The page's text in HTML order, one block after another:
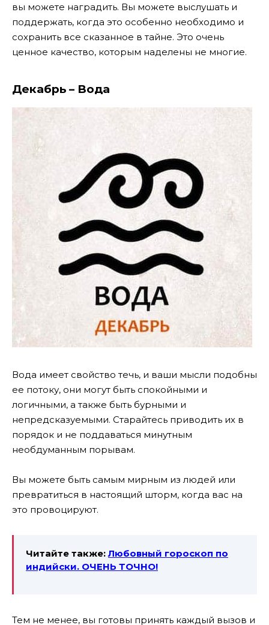
вы можете наградить. Вы можете выслушать и
поддержать, когда это особенно необходимо и
сохранить все сказанное в тайне. Это очень
ценное качество, которым наделены не многие.
Декабрь – Вода
Вода имеет свойство течь, и ваши мысли подобны
ее потоку, они могут быть спокойными и
логичными, а также быть бурными и
непредсказуемыми. Старайтесь приводить их в
порядок и не поддаваться минутным
необдуманным порывам.
Вы можете быть самым мирным из людей или
превратиться в настоящий шторм, когда вас на
это провоцируют.
Читайте также:Любовный гороскоп по
индийски. ОЧЕНЬ ТОЧНО!
Тем не менее, вы готовы принять каждый вызов и